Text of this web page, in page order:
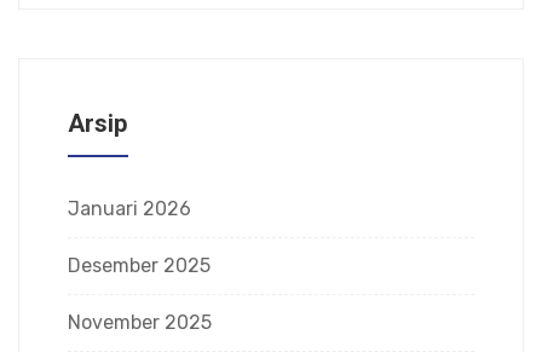
Arsip
Januari 2026
Desember 2025
November 2025